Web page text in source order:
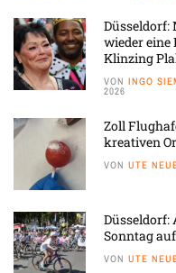
Düsseldorf:
wieder
Klinzing
VON INGO
2026
Zoll
kreativen
VON UTE
Düsseldorf:
Sonntag
VON UTE